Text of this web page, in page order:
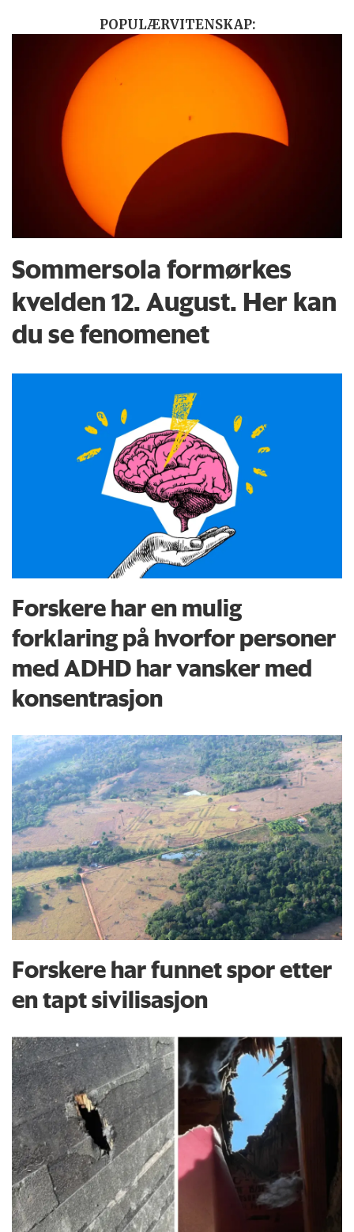
POPULÆRVITENSKAP:
Sommersola formørkes
kvelden 12. August. Her kan
du se fenomenet
Forskere har en mulig
forklaring på hvorfor personer
med ADHD har vansker med
konsentrasjon
Forskere har funnet spor etter
en tapt sivilisasjon